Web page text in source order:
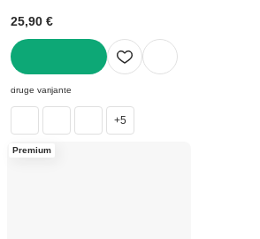
25,90 €
U KOŠARICU
druge varijante
+5
Premium